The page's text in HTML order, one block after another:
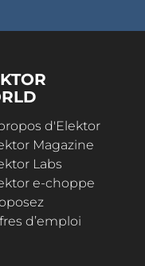
d'Elektor
Magazine
Labs
e-choppe
d’emploi